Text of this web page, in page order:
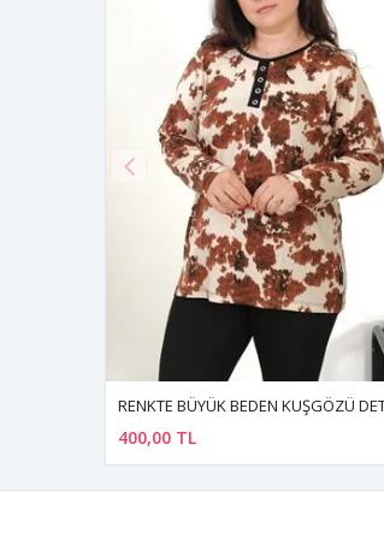
RENKTE BÜYÜK BEDEN KUŞGÖZÜ DETAY DESENLİ UZUN KOL BLUZ